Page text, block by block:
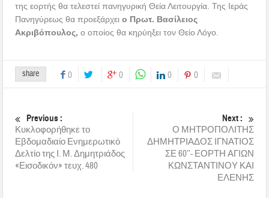
της εορτής θα τελεστεί πανηγυρική Θεία Λειτουργία. Της Ιεράς
Πανηγύρεως θα προεξάρχειο Πρωτ. Βασίλειος
Ακριβόπουλος,ο οποίος θα κηρύηξει τον Θείο Λόγο.
share 0 0 0 0
Previous :
Κυκλοφορήθηκε το
Εβδομαδιαίο Ενημερωτικό
Δελτίο της Ι. Μ. Δημητριάδος
«Εισοδικόν» τευχ. 480
Next :
Ο ΜΗΤΡΟΠΟΛΙΤΗΣ
ΔΗΜΗΤΡΙΑΔΟΣ ΙΓΝΑΤΙΟΣ
ΣΕ 60’’- ΕΟΡΤΗ ΑΓΙΩΝ
ΚΩΝΣΤΑΝΤΙΝΟΥ ΚΑΙ
ΕΛΕΝΗΣ